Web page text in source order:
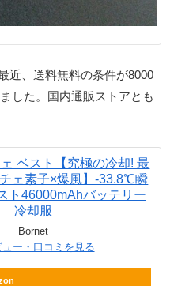
近、送料無料の条件が8000
した。国内通販ストアとも
ベスト【究極の冷却! 最
ェ素子×爆風】-33.8℃瞬
ト46000mAhバッテリー
冷却服
Bornet
ー・口コミを見る